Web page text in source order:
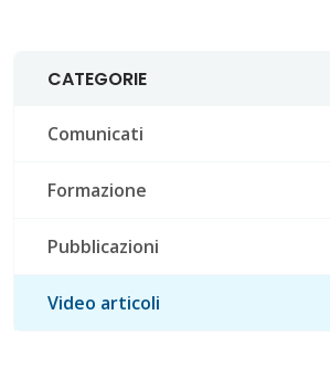
CATEGORIE
Comunicati
Formazione
Pubblicazioni
Video articoli